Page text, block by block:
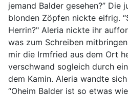
jemand Balder gesehen?” Die
blonden Zöpfen nickte eifrig.
Herrin?" Aleria nickte ihr
was zum Schreiben
mir die Irmfried aus dem Ort
verschwand sogleich durch
dem Kamin. Aleria wandte
“Oheim Balder ist so etwas